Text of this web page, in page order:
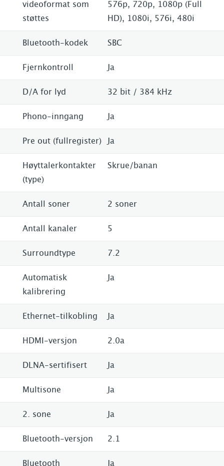
videoformat som
støttes
576p, 720p, 1080p (Full
HD), 1080i, 576i, 480i
Bluetooth-kodek SBC
Fjernkontroll Ja
D/A for lyd 32 bit / 384 kHz
Phono-inngang Ja
Pre out (fullregister) Ja
Høyttalerkontakter
(type)
Skrue/banan
Antall soner 2 soner
Antall kanaler 5
Surroundtype 7.2
Automatisk
kalibrering
Ja
Ethernet-tilkobling Ja
HDMI-versjon 2.0a
DLNA-sertifisert Ja
Multisone Ja
2. sone Ja
Bluetooth-versjon 2.1
Bluetooth Ja